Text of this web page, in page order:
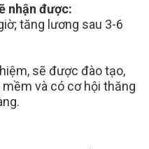
nhận được:
tăng lương sau 3-6
sẽ được đào tạo,
và có cơ hội thăng